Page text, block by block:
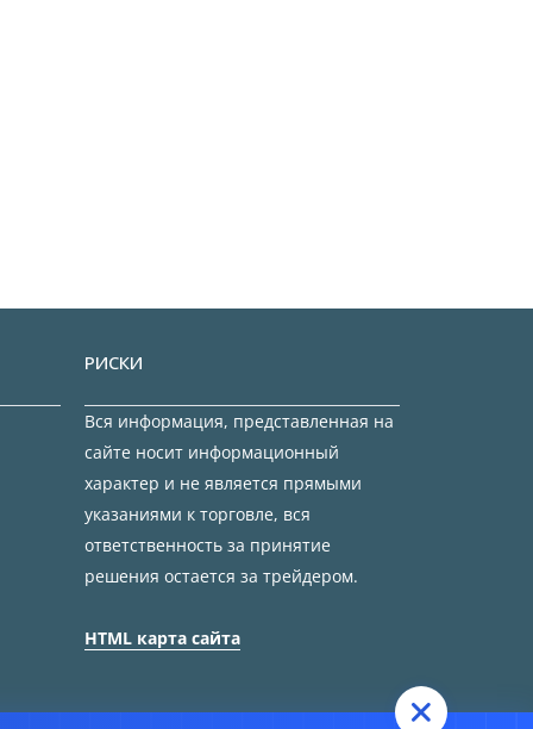
РИСКИ
Вся информация, представленная на
сайте носит информационный
характер и не является прямыми
указаниями к торговле, вся
ответственность за принятие
решения остается за трейдером.
HTML карта сайта